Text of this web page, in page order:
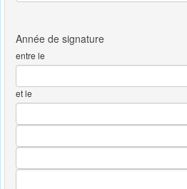
entre le
et le